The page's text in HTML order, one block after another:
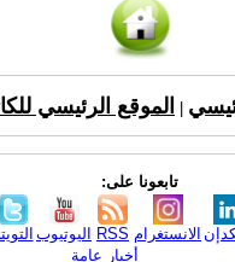
الموقع الرئيسي
تابعونا على:
اليوتيوب RSS الانستغرام
أخبار عامة